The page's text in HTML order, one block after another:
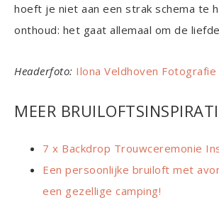
hoeft je niet aan een strak schema te
onthoud: het gaat allemaal om de
Headerfoto: Ilona Veldhoven Fotografie
MEER
7 x Backdrop Trouwceremonie
Een persoonlijke bruiloft met
een gezellige camping!